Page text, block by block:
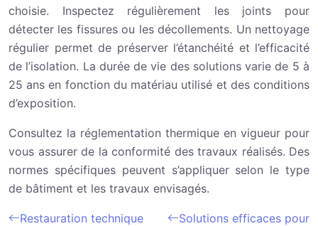
choisie. Inspectez régulièrement les joints pour
détecter les fissures ou les décollements. Un nettoyage
régulier permet de préserver l’étanchéité et l’efficacité
de l’isolation. La durée de vie des solutions varie de 5 à
25 ans en fonction du matériau utilisé et des conditions
d’exposition.
Consultez la réglementation thermique en vigueur pour
vous assurer de la conformité des travaux réalisés. Des
normes spécifiques peuvent s’appliquer selon le type
de bâtiment et les travaux envisagés.
Restauration technique
Solutions efficaces pour